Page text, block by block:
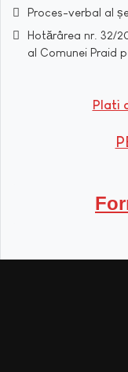
Proces-verbal al
Hotărârea nr. 32/
al Comunei Praid
Plati